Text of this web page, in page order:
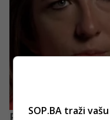
SOP.BA traži